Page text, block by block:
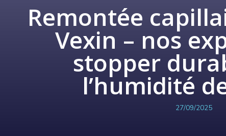
Remontée
Vexin – nos
stopper
l’humidité
27/09/2025